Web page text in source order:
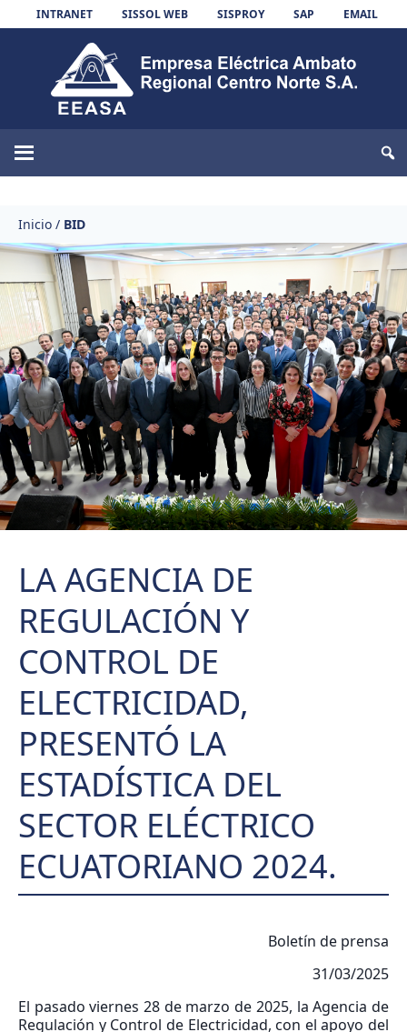
Skip to content
INTRANET SISSOL WEB SISPROY SAP EMAIL
EEASA
Inicio / BID
LA AGENCIA DE
REGULACIÓN Y
CONTROL DE
ELECTRICIDAD,
PRESENTÓ LA
ESTADÍSTICA DEL
SECTOR ELÉCTRICO
ECUATORIANO 2024.
Boletín de prensa
31/03/2025
El pasado viernes 28 de marzo de 2025, la Agencia de
Regulación y Control de Electricidad, con el apoyo del